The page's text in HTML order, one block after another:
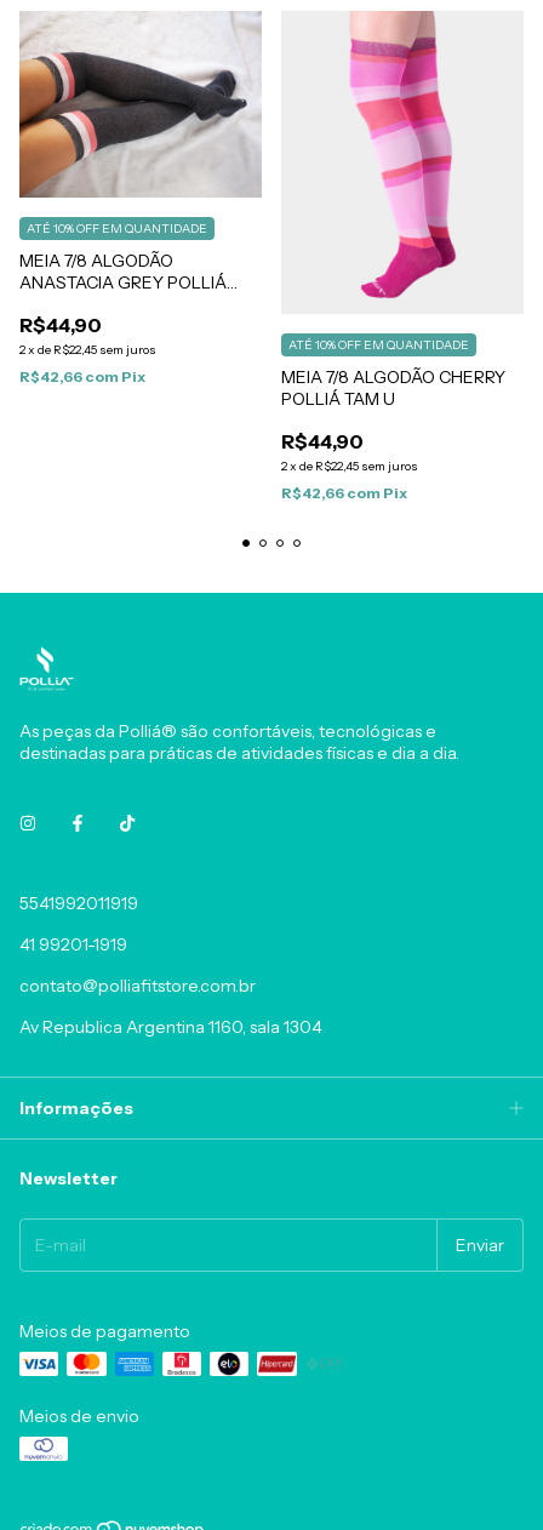
MEIA 7/8 ALGODÃO
ANASTACIA GREY POLLIÁ
R$44,90
2x de R$22,45 sem juros
ATÉ 10% OFF EM QUANTIDADE
R$42,66 com Pix
MEIA 7/8 ALGODÃO CHERRY
POLLIÁ TAM U
R$44,90
2x de R$22,45 sem juros
ATÉ 10% OFF EM QUANTIDADE
R$42,66 com Pix
As peças da Polliá® são confortáveis, tecnológicas e
destinadas para práticas de atividades físicas e dia a dia.
5541992011919
41 99201-1919
contato@polliafitstore.com.br
Av Republica Argentina 1160, sala 1304
Informações
Newsletter
Meios de pagamento
Meios de envio